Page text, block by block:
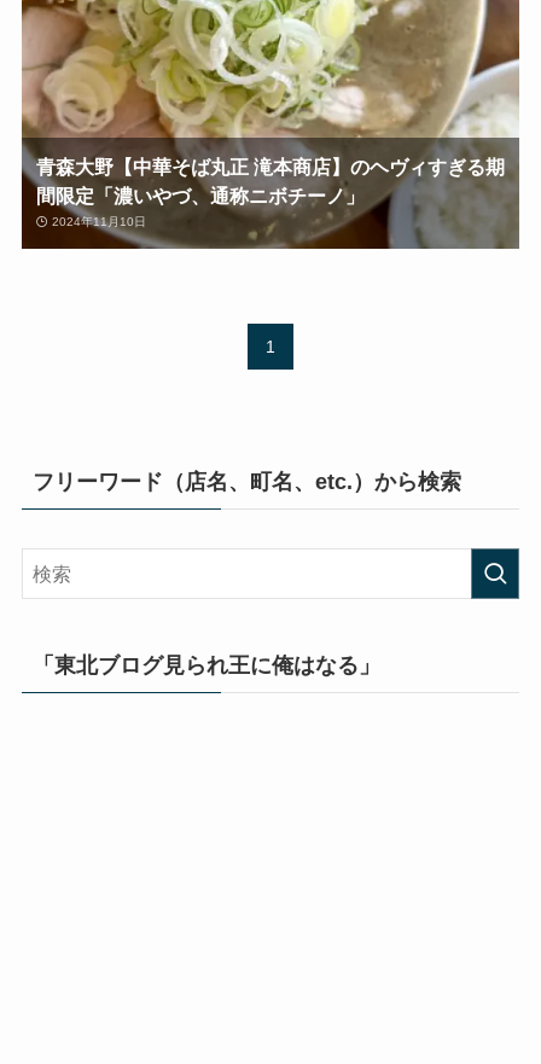
青森大野【中華そば丸正 滝本商店】のヘヴィすぎる期
間限定「濃いやづ、通称ニボチーノ」
2024年11月10日
1
フリーワード（店名、町名、etc.）から検索
「東北ブログ見られ王に俺はなる」